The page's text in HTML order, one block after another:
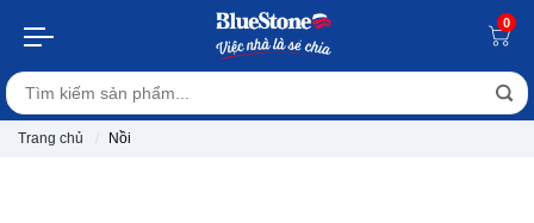
0
Trang chủ Nồi